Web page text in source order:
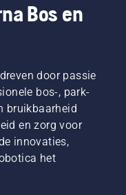
Bos en
door passie
bos-, park-
bruikbaarheid
en zorg voor
innovaties,
het